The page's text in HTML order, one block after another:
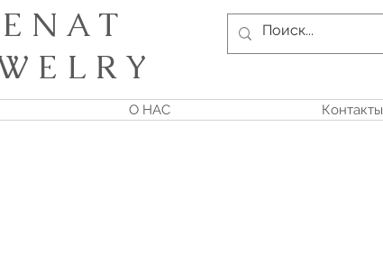
N A T
E L R Y
О НАС Контакты